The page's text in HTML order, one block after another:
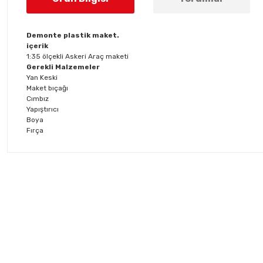
Demonte plastik maket.
içerik
1:35 ölçekli Askeri Araç maketi
Gerekli Malzemeler
Yan Keski
Maket bıçağı
Cımbız
Yapıştırıcı
Boya
Fırça